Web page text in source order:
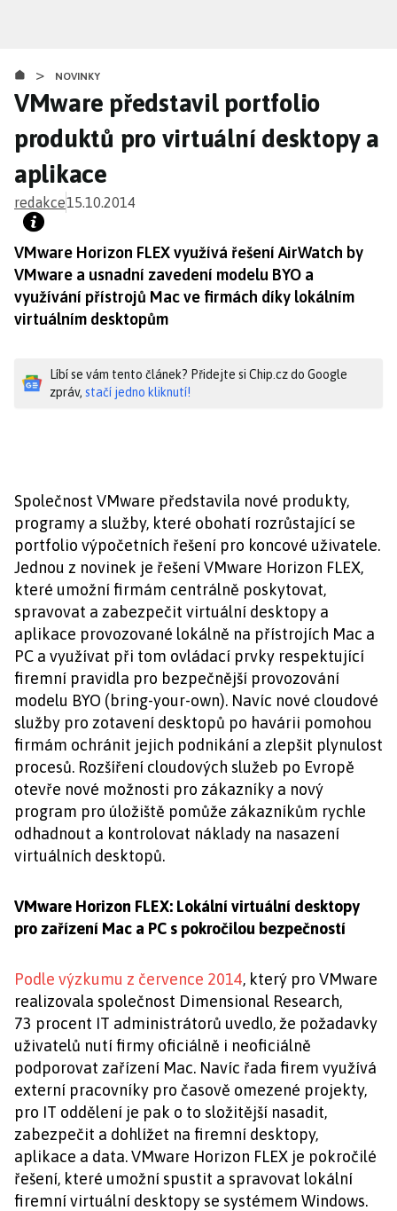
obsahu
> NOVINKY
VMware představil portfolio
produktů pro virtuální desktopy a
aplikace
redakce15.10.2014
VMware Horizon FLEX využívá řešení AirWatch by
VMware a usnadní zavedení modelu BYO a
využívání přístrojů Mac ve firmách díky lokálním
virtuálním desktopům
Líbí se vám tento článek? Přidejte si Chip.cz do Google
zpráv, stačí jedno kliknutí!
Společnost VMware představila nové produkty,
programy a služby, které obohatí rozrůstající se
portfolio výpočetních řešení pro koncové uživatele.
Jednou z novinek je řešení VMware Horizon FLEX,
které umožní firmám centrálně poskytovat,
spravovat a zabezpečit virtuální desktopy a
aplikace provozované lokálně na přístrojích Mac a
PC a využívat při tom ovládací prvky respektující
firemní pravidla pro bezpečnější provozování
modelu BYO (bring-your-own). Navíc nové cloudové
služby pro zotavení desktopů po havárii pomohou
firmám ochránit jejich podnikání a zlepšit plynulost
procesů. Rozšíření cloudových služeb po Evropě
otevře nové možnosti pro zákazníky a nový
program pro úložiště pomůže zákazníkům rychle
odhadnout a kontrolovat náklady na nasazení
virtuálních desktopů.
VMware Horizon FLEX: Lokální virtuální desktopy
pro zařízení Mac a PC s pokročilou bezpečností
Podle výzkumu z července 2014, který pro VMware
realizovala společnost Dimensional Research,
73 procent IT administrátorů uvedlo, že požadavky
uživatelů nutí firmy oficiálně i neoficiálně
podporovat zařízení Mac. Navíc řada firem využívá
externí pracovníky pro časově omezené projekty,
pro IT oddělení je pak o to složitější nasadit,
zabezpečit a dohlížet na firemní desktopy,
aplikace a data. VMware Horizon FLEX je pokročilé
řešení, které umožní spustit a spravovat lokální
firemní virtuální desktopy se systémem Windows.